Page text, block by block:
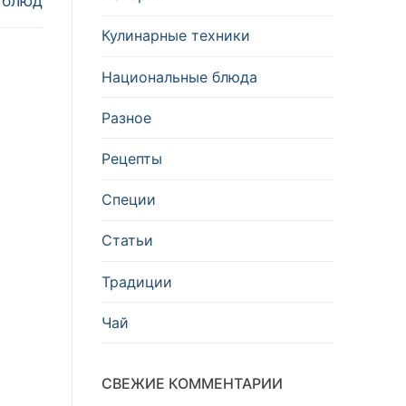
Кулинарные техники
Национальные блюда
Разное
Рецепты
Специи
Статьи
Традиции
Чай
СВЕЖИЕ КОММЕНТАРИИ